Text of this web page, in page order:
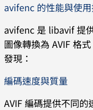
avifenc 的性能與使
avifenc 是 libavif 提
圖像轉換為 AVIF 格
發現：
編碼速度與質量
AVIF 編碼提供不同